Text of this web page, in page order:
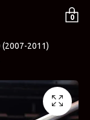
0
(2007-2011)